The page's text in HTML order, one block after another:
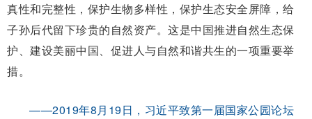
真性和完整性，保护生物多样性，保护生态安全屏障，给
子孙后代留下珍贵的自然资产。这是中国推进自然生态保
护、建设美丽中国、促进人与自然和谐共生的一项重要举
措。
——2019年8月19日，习近平致第一届国家公园论坛